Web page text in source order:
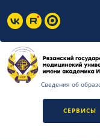
Сведения об
СЕРВИСЫ